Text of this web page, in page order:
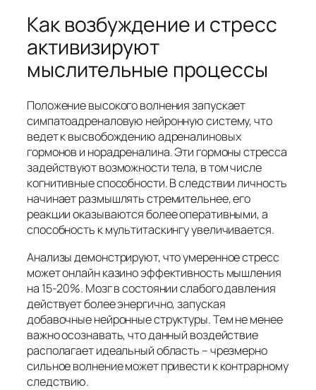
Как возбуждение и стресс
активизируют
мыслительные процессы
Положение высокого волнения запускает
симпатоадреналовую нейронную систему, что
ведет к высвобождению адреналиновых
гормонов и норадреналина. Эти гормоны стресса
задействуют возможности тела, в том числе
когнитивные способности. В следствии личность
начинает размышлять стремительнее, его
реакции оказываются более оперативными, а
способность к мультитаскингу увеличивается.
Анализы демонстрируют, что умеренное стресс
может онлайн казино эффективность мышления
на 15-20%. Мозг в состоянии слабого давления
действует более энергично, запуская
добавочные нейронные структуры. Тем не менее
важно осознавать, что данный воздействие
располагает идеальный область – чрезмерно
сильное волнение может привести к контрарному
следствию.